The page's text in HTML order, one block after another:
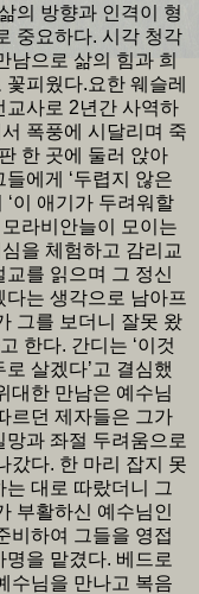
의 방향과 인격이 형
중요하다. 시각 청각
남으로 삶의 힘과 희
피웠다.요한 웨슬레
교사로 2년간 사역하
폭풍에 시달리며 죽
한 곳에 둘러 앉아
에게 ‘두렵지 않은
‘이 애기가 두려워할
라비안늘이 모이는
을 체험하고 감리교
를 읽으며 그 정신
는 생각으로 남아프
그를 보더니 잘못 왔
한다. 간디는 ‘이것
살겠다’고 결심했
대한 만남은 예수님
르던 제자들은 그가
과 좌절 두려움으로
갔다. 한 마리 잡지 못
대로 따랐더니 그
부활하신 예수님인
비하여 그들을 영접
을 맡겼다. 베드로
수님을 만나고 복음